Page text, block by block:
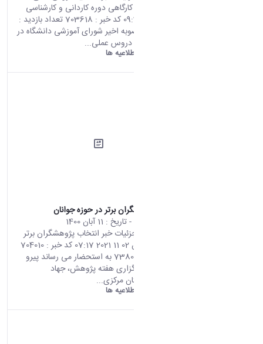
آزمایشگاهی و کارگاهی دوره کاردانی و کارشناسی
06 11 2021 09:38 کد خبر : 703618 تعداد بازدید :
7305 طبق مصوبه اخیر شورای آموزشی دانشگاه در
موضوع اجرای دروس عملی...
اطلاعیه ها
انتخاب پژوهشگران برتر در حوزه جوانان
- تاریخ : 11 آبان 1400
صفحه اصلی جزئیات خبر انتخاب پژوهشگران برتر
در حوزه جوانان 02 11 2021 07:17 کد خبر : 704010
تعداد بازدید : 7380 به استحضار می رساند پیرو
مصوبه ستاد برگزاری هفته پژوهش، جهاد
دانشگاهی استان مرکزی...
اطلاعیه ها